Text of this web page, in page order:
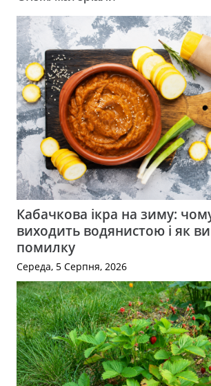
Кабачкова ікра на зиму:
виходить водянистою і як
помилку
Середа, 5 Серпня, 2026